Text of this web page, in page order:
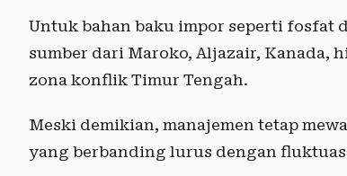
Untuk bahan baku impor seperti fosfat
sumber dari Maroko, Aljazair, Kanada,
zona konflik Timur Tengah.
Meski demikian, manajemen tetap
yang berbanding lurus dengan